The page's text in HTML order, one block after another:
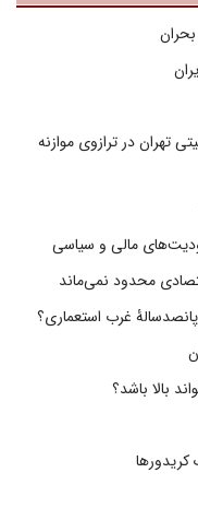
تهران در ترازوی موازنه
مالی و سیاسی
محدود نمی‌ماند
غرب استعماری؟
بالا باشد؟